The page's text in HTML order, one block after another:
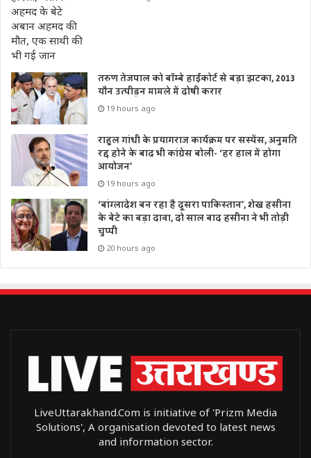
तरुण तेजपाल को बॉम्बे हाईकोर्ट से बड़ा झटका, 2013
यौन उत्पीड़न मामले में दोषी करार
19 hours ago
राहुल गांधी के प्रयागराज कार्यक्रम पर सस्पेंस, अनुमति
रद्द होने के बाद भी कांग्रेस बोली- ‘हर हाल में होगा
आयोजन’
19 hours ago
‘बांग्लादेश बन रहा है दूसरा पाकिस्तान’, शेख हसीना
के बेटे का बड़ा दावा, दो साल बाद हसीना ने भी तोड़ी
चुप्पी
20 hours ago
LiveUttarakhand.Com is initiative of 'Prizm Media
Solutions', A organisation devoted to latest news
and information sector.